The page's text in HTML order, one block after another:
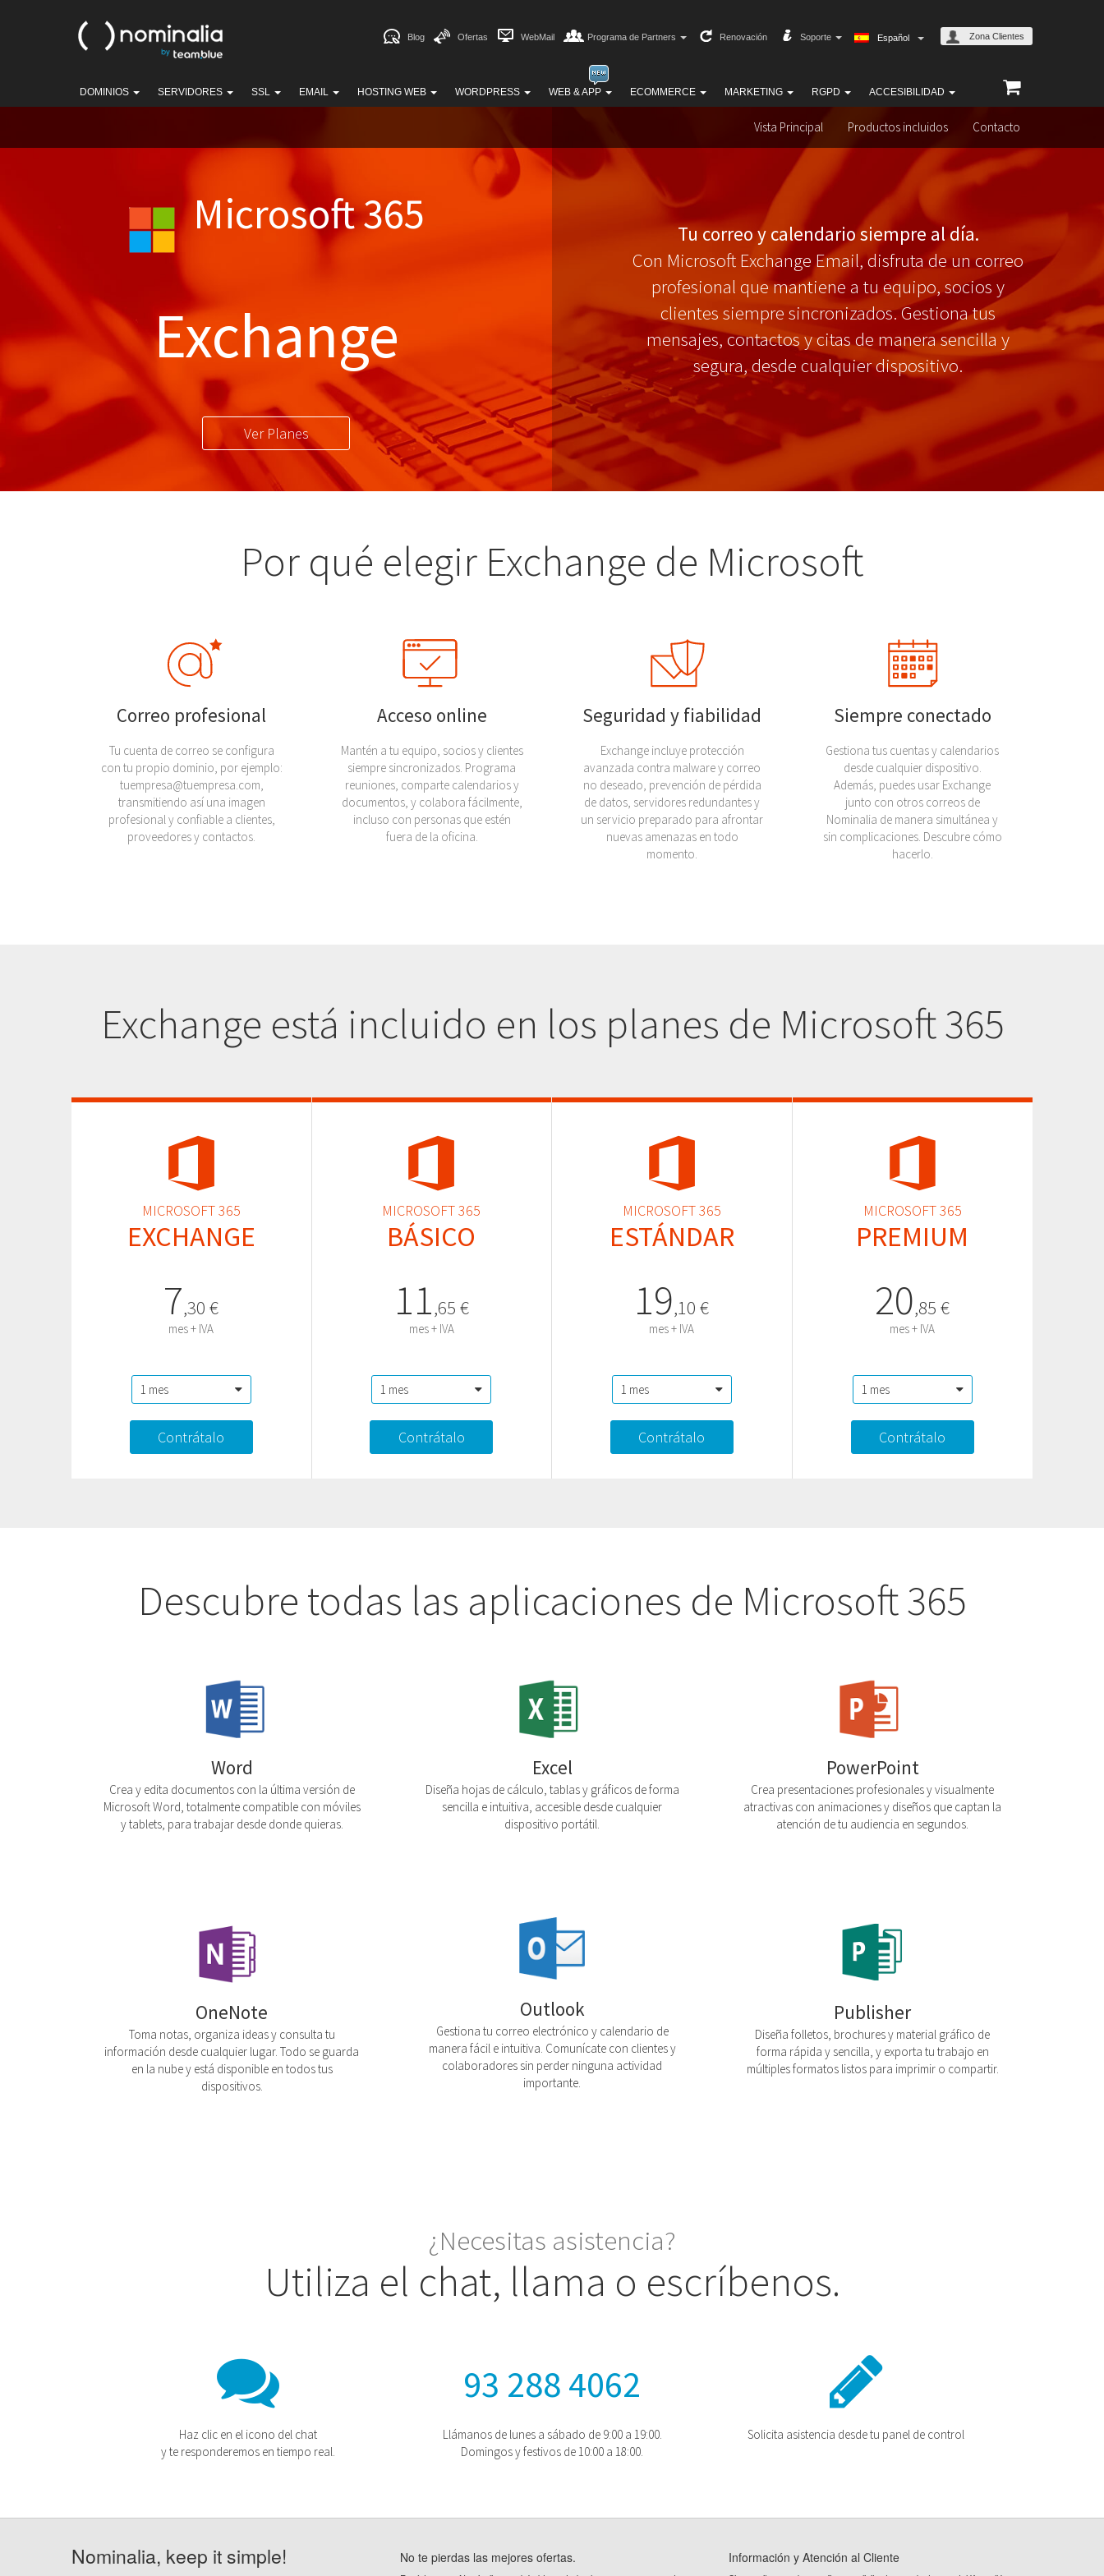
DOMINIOS SERVIDORES SSL EMAIL HOSTING WEB WORDPRESS WEB & APP ECOMMERCE MARKETING RGPD ACCESIBILIDAD
Blog Ofertas WebMail Programa de Partners Renovación Soporte Español Zona Clientes
Vista Principal Productos incluidos Contacto
Microsoft 365
Exchange
Ver Planes
Tu correo y calendario siempre al día.
Con Microsoft Exchange Email, disfruta de un correo
profesional que mantiene a tu equipo, socios y
clientes siempre sincronizados. Gestiona tus
mensajes, contactos y citas de manera sencilla y
segura, desde cualquier dispositivo.
Por qué elegir Exchange de Microsoft
Correo profesional
Tu cuenta de correo se configura
con tu propio dominio, por ejemplo:
tuempresa@tuempresa.com,
transmitiendo así una imagen
profesional y confiable a clientes,
proveedores y contactos.
Acceso online
Mantén a tu equipo, socios y clientes
siempre sincronizados. Programa
reuniones, comparte calendarios y
documentos, y colabora fácilmente,
incluso con personas que estén
fuera de la oficina.
Seguridad y fiabilidad
Exchange incluye protección
avanzada contra malware y correo
no deseado, prevención de pérdida
de datos, servidores redundantes y
un servicio preparado para afrontar
nuevas amenazas en todo
momento.
Siempre conectado
Gestiona tus cuentas y calendarios
desde cualquier dispositivo.
Además, puedes usar Exchange
junto con otros correos de
Nominalia de manera simultánea y
sin complicaciones. Descubre cómo
hacerlo.
Exchange está incluido en los planes de Microsoft 365
MICROSOFT 365
EXCHANGE
7,30 €
mes + IVA
Contrátalo
MICROSOFT 365
BÁSICO
11,65 €
mes + IVA
Contrátalo
MICROSOFT 365
ESTÁNDAR
19,10 €
mes + IVA
Contrátalo
MICROSOFT 365
PREMIUM
20,85 €
mes + IVA
Contrátalo
Descubre todas las aplicaciones de Microsoft 365
Word
Crea y edita documentos con la última versión de
Microsoft Word, totalmente compatible con móviles
y tablets, para trabajar desde donde quieras.
Excel
Diseña hojas de cálculo, tablas y gráficos de forma
sencilla e intuitiva, accesible desde cualquier
dispositivo portátil.
PowerPoint
Crea presentaciones profesionales y visualmente
atractivas con animaciones y diseños que captan la
atención de tu audiencia en segundos.
OneNote
Toma notas, organiza ideas y consulta tu
información desde cualquier lugar. Todo se guarda
en la nube y está disponible en todos tus
dispositivos.
Outlook
Gestiona tu correo electrónico y calendario de
manera fácil e intuitiva. Comunícate con clientes y
colaboradores sin perder ninguna actividad
importante.
Publisher
Diseña folletos, brochures y material gráfico de
forma rápida y sencilla, y exporta tu trabajo en
múltiples formatos listos para imprimir o compartir.
¿Necesitas asistencia?
Utiliza el chat, llama o escríbenos.
Haz clic en el icono del chat
y te responderemos en tiempo real.
93 288 4062
Llámanos de lunes a sábado de 9:00 a 19:00.
Domingos y festivos de 10:00 a 18:00.
Solicita asistencia desde tu panel de control
Nominalia, keep it simple! No te pierdas las mejores ofertas. Información y Atención al Cliente